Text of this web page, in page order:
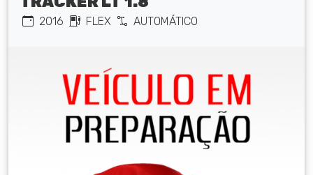
2016 FLEX AUTOMÁTICO